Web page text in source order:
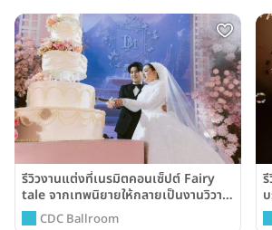
รีวิวงานแต่งที่เนรมิตคอนเซ็ปต์ Fairy
tale จากเทพนิยายให้กลายเป็นงานวิวาห์
อันน่าจดจำ @CDC Ballroom
CDC Ballroom